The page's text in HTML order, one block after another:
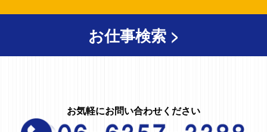
お仕事検索 >
お気軽にお問い合わせください